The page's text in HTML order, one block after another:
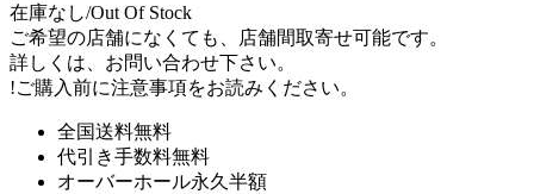
在庫なし/Out Of Stock
ご希望の店舗になくても、店舗間取寄せ可能です。
詳しくは、お問い合わせ下さい。
!ご購入前に注意事項をお読みください。
全国送料無料
代引き手数料無料
オーバーホール永久半額